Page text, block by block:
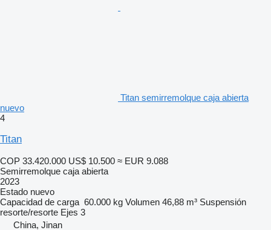
Titan semirremolque caja abierta
nuevo
4
Titan
COP 33.420.000 US$ 10.500 ≈ EUR 9.088
Semirremolque caja abierta
2023
Estado nuevo
Capacidad de carga 60.000 kg Volumen 46,88 m³ Suspensión
resorte/resorte Ejes 3
China, Jinan